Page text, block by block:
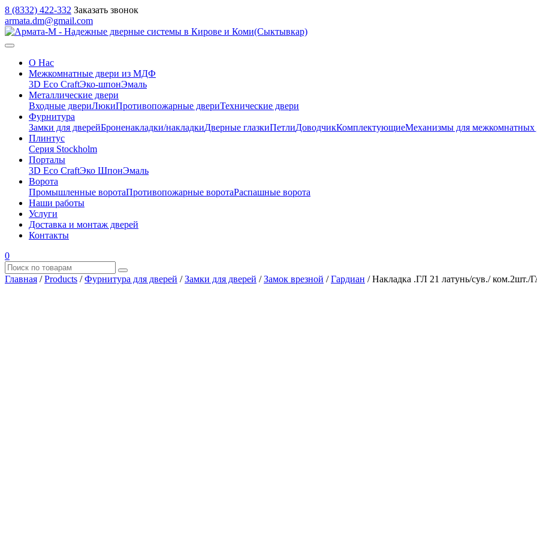
8 (8332) 422-332 Заказать звонок
armata.dm@gmail.com
О Нас
Межкомнатные двери из МДФ
3D Eco CraftЭко-шпонЭмаль
Металлические двери
Входные двериЛюкиПротивопожарные двериТехнические двери
Фурнитура
Замки для дверейБроненакладки/накладкиДверные глазкиПетлиДоводчикКомплектующиеМеханизмы для межкомнатных
Плинтус
Серия Stockholm
Порталы
3D Eco CraftЭко ШпонЭмаль
Ворота
Промышленные воротаПротивопожарные воротаРаспашные ворота
Наши работы
Услуги
Доставка и монтаж дверей
Контакты
0
Главная /Products /Фурнитура для дверей /Замки для дверей /Замок врезной /Гардиан /Накладка .ГЛ 21 латунь/сув./